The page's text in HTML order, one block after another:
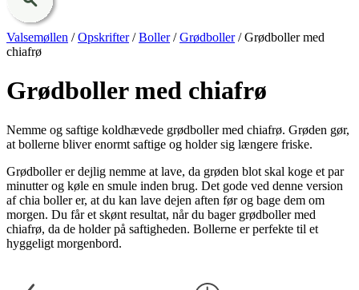
Valsemøllen /Opskrifter/Boller/Grødboller/Grødboller med
chiafrø
Grødboller med chiafrø
Nemme og saftige koldhævede grødboller med chiafrø. Grøden gør,
at bollerne bliver enormt saftige og holder sig længere friske.
Grødboller er dejlig nemme at lave, da grøden blot skal koge et par
minutter og køle en smule inden brug. Det gode ved denne version
af chia boller er, at du kan lave dejen aften før og bage dem om
morgen. Du får et skønt resultat, når du bager grødboller med
chiafrø, da de holder på saftigheden. Bollerne er perfekte til et
hyggeligt morgenbord.